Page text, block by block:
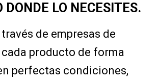
DONDE LO NECESITES.
través de empresas de
producto de forma
perfectas condiciones,